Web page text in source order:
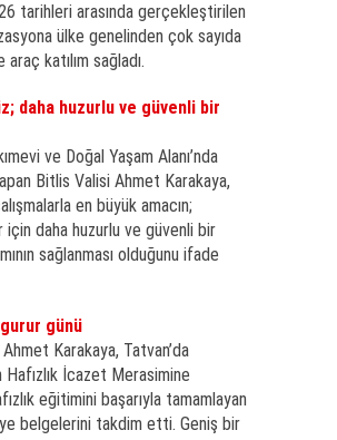
tarihleri arasında gerçekleştirilen
ülke genelinden çok sayıda
katılım sağladı.
daha huzurlu ve güvenli bir
ve Doğal Yaşam Alanı’nda
Bitlis Valisi Ahmet Karakaya,
en büyük amacın;
için daha huzurlu ve güvenli bir
sağlanması olduğunu ifade
gurur günü
Karakaya, Tatvan’da
Hafızlık İcazet Merasimine
eğitimini başarıyla tamamlayan
belgelerini takdim etti. Geniş bir